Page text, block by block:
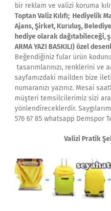
bir reklam ve valizi koruma
Toptan Valiz Kılıfı; Hediyelik
Ajans, Şirket, Kuruluş,
hediye olarak dağıtabileceği,
ARMA YAZI BASKILI) özel
Beğendiğiniz fular ürün
tasarımlarınızı, renklerini
sayfamızdaki mailden bize
numaranızı yazınız. Mesai
müşteri temsilcilerimiz sizi
yönlendireceklerdir.
576 67 85 whatsapp Demspor
Valizi Pratik